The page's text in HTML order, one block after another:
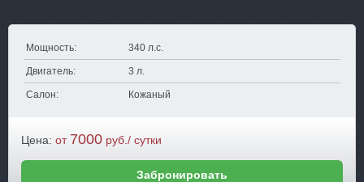
Мощность: 340 л.с.
Двигатель: 3 л.
Салон: Кожаный
Цена: от 7000 руб./ сутки
Забронировать